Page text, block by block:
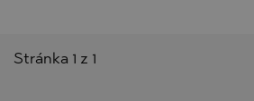
Stránka 1 z 1